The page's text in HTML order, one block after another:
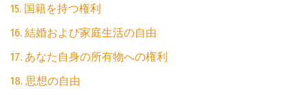
15. 国籍を持つ権利
16. 結婚および家庭生活の自由
17. あなた自身の所有物への権利
18. 思想の自由